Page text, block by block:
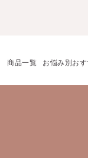
商品一覧 お悩み別お